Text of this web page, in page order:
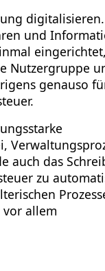
und
Nutzergruppe
genauso
auch das
zu
allem